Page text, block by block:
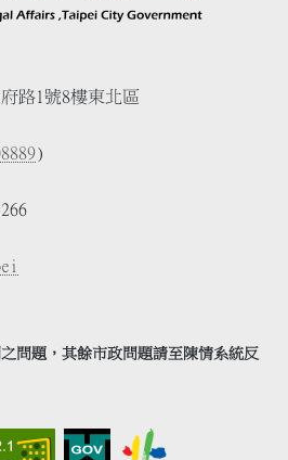
路1號8樓東北區
)
問題，其餘市政問題請至陳情系統反